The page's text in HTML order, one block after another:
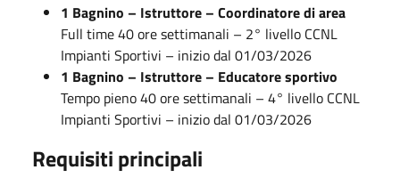
1 Bagnino – Istruttore – Coordinatore di area
Full time 40 ore settimanali – 2° livello CCNL
Impianti Sportivi – inizio dal 01/03/2026
1 Bagnino – Istruttore – Educatore sportivo
Tempo pieno 40 ore settimanali – 4° livello CCNL
Impianti Sportivi – inizio dal 01/03/2026
Requisiti principali